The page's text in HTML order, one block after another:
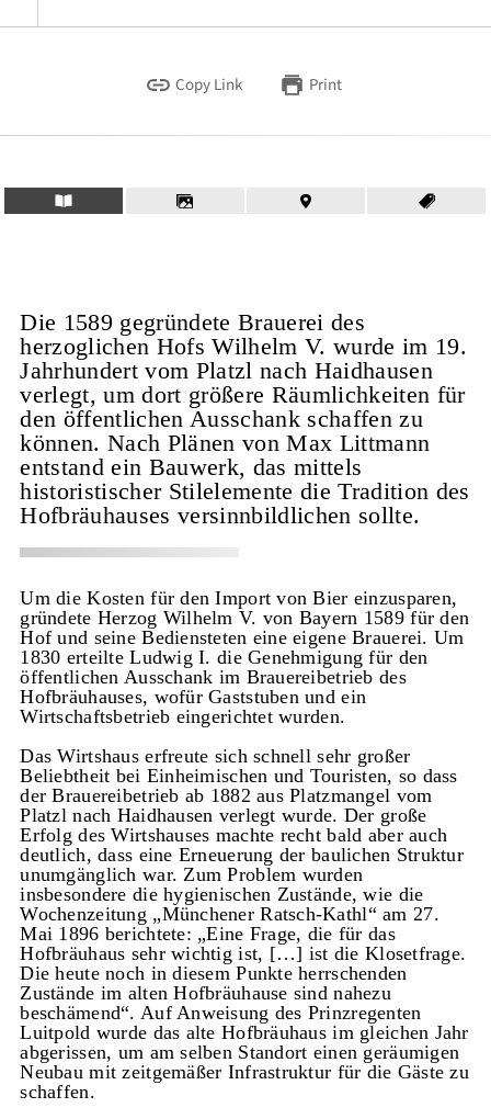
Copy Link Print
Die 1589 gegründete Brauerei des
herzoglichen Hofs Wilhelm V. wurde im 19.
Jahrhundert vom Platzl nach Haidhausen
verlegt, um dort größere Räumlichkeiten für
den öffentlichen Ausschank schaffen zu
können. Nach Plänen von Max Littmann
entstand ein Bauwerk, das mittels
historistischer Stilelemente die Tradition des
Hofbräuhauses versinnbildlichen sollte.
Um die Kosten für den Import von Bier einzusparen,
gründete Herzog Wilhelm V. von Bayern 1589 für den
Hof und seine Bediensteten eine eigene Brauerei. Um
1830 erteilte Ludwig I. die Genehmigung für den
öffentlichen Ausschank im Brauereibetrieb des
Hofbräuhauses, wofür Gaststuben und ein
Wirtschaftsbetrieb eingerichtet wurden.
Das Wirtshaus erfreute sich schnell sehr großer
Beliebtheit bei Einheimischen und Touristen, so dass
der Brauereibetrieb ab 1882 aus Platzmangel vom
Platzl nach Haidhausen verlegt wurde. Der große
Erfolg des Wirtshauses machte recht bald aber auch
deutlich, dass eine Erneuerung der baulichen Struktur
unumgänglich war. Zum Problem wurden
insbesondere die hygienischen Zustände, wie die
Wochenzeitung „Münchener Ratsch-Kathl“ am 27.
Mai 1896 berichtete: „Eine Frage, die für das
Hofbräuhaus sehr wichtig ist, […] ist die Klosetfrage.
Die heute noch in diesem Punkte herrschenden
Zustände im alten Hofbräuhause sind nahezu
beschämend“. Auf Anweisung des Prinzregenten
Luitpold wurde das alte Hofbräuhaus im gleichen Jahr
abgerissen, um am selben Standort einen geräumigen
Neubau mit zeitgemäßer Infrastruktur für die Gäste zu
schaffen.